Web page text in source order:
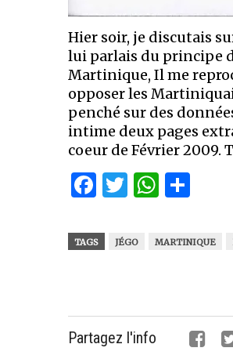
Hier soir, je discutais
lui parlais du principe
Martinique, Il me
opposer les
penché sur des
intime deux pages
coeur de Février 2009.
Facebook
Twitter
TAGS JÉGO MARTINIQUE
Partagez l'info